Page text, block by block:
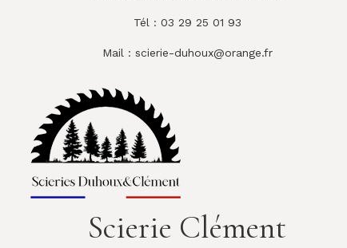
Tél : 03 29 25 01 93
Mail : scierie-duhoux@orange.fr
Scierie Clément